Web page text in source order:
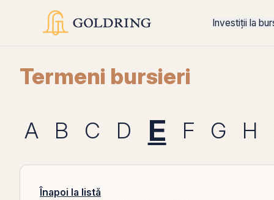
Investiții la
Termeni bursieri
A B C D E F G H
Înapoi la listă